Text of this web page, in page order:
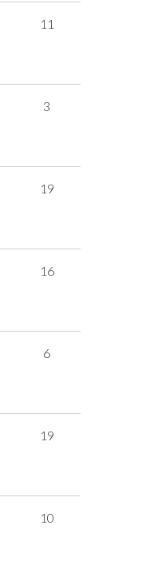
11
3
19
16
6
19
10